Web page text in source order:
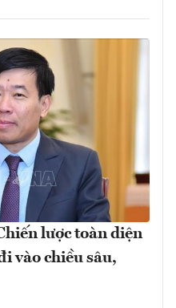
lược toàn diện
vào chiều sâu,